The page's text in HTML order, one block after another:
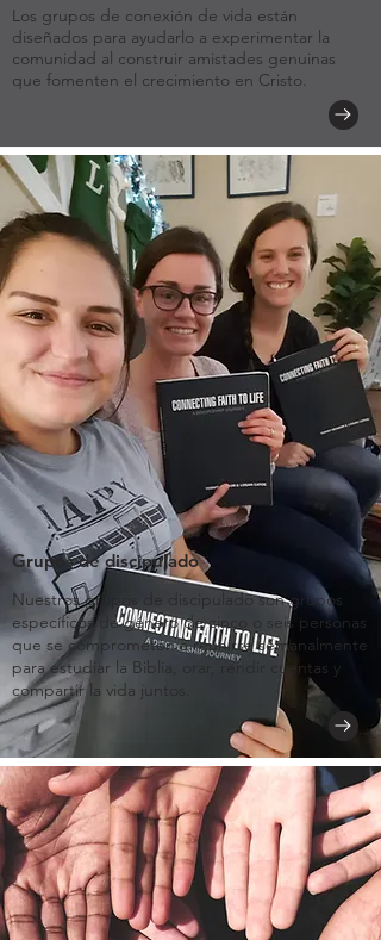
Los grupos de conexión de vida están
diseñados para ayudarlo a experimentar la
comunidad al construir amistades genuinas
que fomenten el crecimiento en Cristo.
Grupos de discipulado
Nuestros grupos de discipulado son grupos
específicos de género de cinco o seis personas
que se comprometen a reunirse semanalmente
para estudiar la Biblia, orar, rendir cuentas y
compartir la vida juntos.